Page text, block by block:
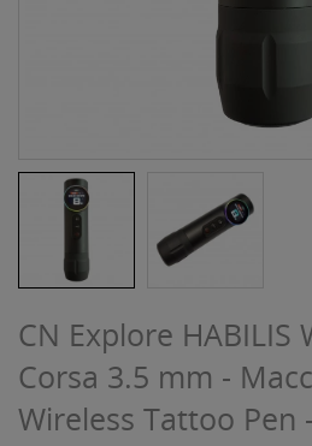
CN Explore HABILIS
Corsa 3.5 mm -
Wireless Tattoo Pen